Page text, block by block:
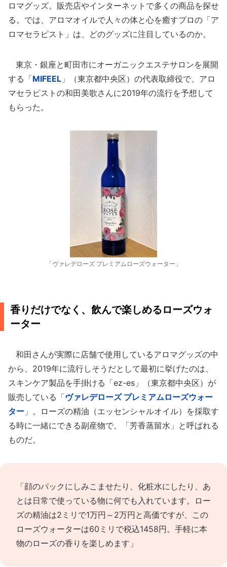
ロマグッズ。販売店やインターネットで多くの商品を探せ
る。では、アロマオイルで人々の体と心を癒すプロの「ア
ロマセラピスト」は、どのグッズに注目しているのか。
東京・銀座と町田市にオーガニックエステサロンを展開
する「MIFEEL 」（東京都中央区）の代表取締役で、アロ
マセラピストの和田美歌さんに2019年の流行を予想して
もらった。
「ヴァレデローズ プレミアムローズウォーター」
香りだけでなく、飲んで楽しめるローズウォ
ーター
和田さんが実際に店舗で使用しているアロマグッズの中
から、2019年に流行しそうだとして最初に挙げたのは、
スキンケア製品を手掛ける「ez-es」（東京都中央区）が
販売している「ヴァレデローズ プレミアムローズウォー
ター 」。ローズの精油（エッセンシャルオイル）を採取す
る時に一緒にできる副産物で、「芳香蒸留水」と呼ばれる
ものだ。
「顔のパックにしみこませたり、化粧水にしたり、あ
とは日常で使っている物に何でも入れています。ロー
ズの精油は2ミリで1万円～2万円と高価ですが、この
ローズウォーターは60ミリで税込1458円。手軽に本
物のローズの香りを楽しめます」